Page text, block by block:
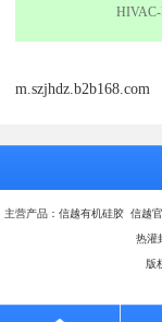
m.szjhdz.b2b168.com
主营产品：信越有机硅胶 信越
热灌
版